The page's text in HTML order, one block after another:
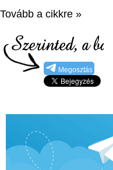
Tovább a cikkre »
Megosztás